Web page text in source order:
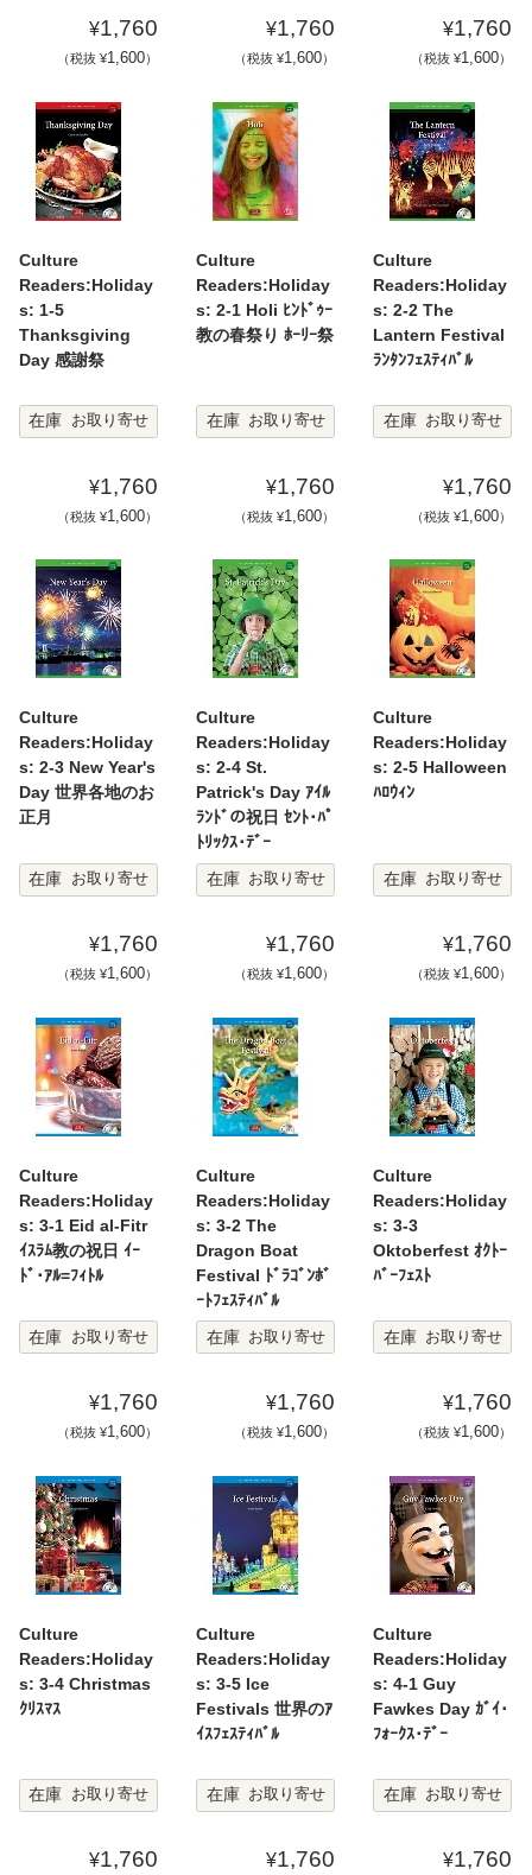
¥1,760
（税抜 ¥1,600）
¥1,760
（税抜 ¥1,600）
¥1,760
（税抜 ¥1,600）
Culture
Readers:Holiday
s: 1-5
Thanksgiving
Day 感謝祭
在庫 お取り寄せ
¥1,760
（税抜 ¥1,600）
Culture
Readers:Holiday
s: 2-1 Holi ﾋﾝﾄﾞｩｰ
教の春祭り ﾎｰﾘｰ祭
在庫 お取り寄せ
¥1,760
（税抜 ¥1,600）
Culture
Readers:Holiday
s: 2-2 The
Lantern Festival
ﾗﾝﾀﾝﾌｪｽﾃｨﾊﾞﾙ
在庫 お取り寄せ
¥1,760
（税抜 ¥1,600）
Culture
Readers:Holiday
s: 2-3 New Year's
Day 世界各地のお
正月
在庫 お取り寄せ
¥1,760
（税抜 ¥1,600）
Culture
Readers:Holiday
s: 2-4 St.
Patrick's Day ｱｲﾙ
ﾗﾝﾄﾞの祝日 ｾﾝﾄ･ﾊﾟ
ﾄﾘｯｸｽ･ﾃﾞｰ
在庫
お取り寄せ
¥1,760
（税抜 ¥1,600）
Culture
Readers:Holiday
s: 2-5 Halloween
ﾊﾛｳｨﾝ
在庫 お取り寄せ
¥1,760
（税抜 ¥1,600）
Culture
Readers:Holiday
s: 3-1 Eid al-Fitr
ｲｽﾗﾑ教の祝日 ｲｰ
ﾄﾞ･ｱﾙ=ﾌｨﾄﾙ
在庫 お取り寄せ
¥1,760
（税抜 ¥1,600）
Culture
Readers:Holiday
s: 3-2 The
Dragon Boat
Festival ﾄﾞﾗｺﾞﾝﾎﾞ
ｰﾄﾌｪｽﾃｨﾊﾞﾙ
在庫
お取り寄せ
¥1,760
（税抜 ¥1,600）
Culture
Readers:Holiday
s: 3-3
Oktoberfest ｵｸﾄｰ
ﾊﾞｰﾌｪｽﾄ
在庫 お取り寄せ
¥1,760
（税抜 ¥1,600）
Culture
Readers:Holiday
s: 3-4 Christmas
ｸﾘｽﾏｽ
在庫 お取り寄せ
¥1,760
Culture
Readers:Holiday
s: 3-5 Ice
Festivals 世界のｱ
ｲｽﾌｪｽﾃｨﾊﾞﾙ
在庫 お取り寄せ
¥1,760
Culture
Readers:Holiday
s: 4-1 Guy
Fawkes Day ｶﾞｲ･
ﾌｫｰｸｽ･ﾃﾞｰ
在庫 お取り寄せ
¥1,760